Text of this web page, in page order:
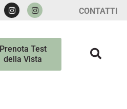
CONTATTI
Test
della Vista